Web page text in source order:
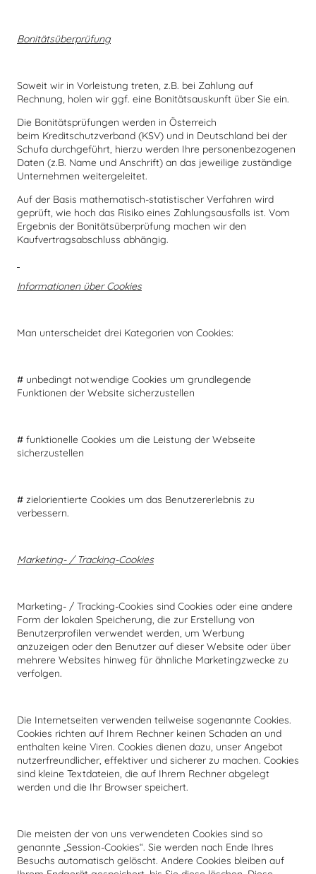
Bonitätsüberprüfung
Soweit wir in Vorleistung treten, z.B. bei Zahlung auf
Rechnung, holen wir ggf. eine Bonitätsauskunft über Sie ein.
Die Bonitätsprüfungen werden in Österreich
beim Kreditschutzverband (KSV) und in Deutschland bei der
Schufa durchgeführt, hierzu werden Ihre personenbezogenen
Daten (z.B. Name und Anschrift) an das jeweilige zuständige
Unternehmen weitergeleitet.
Auf der Basis mathematisch-statistischer Verfahren wird
geprüft, wie hoch das Risiko eines Zahlungsausfalls ist. Vom
Ergebnis der Bonitätsüberprüfung machen wir den
Kaufvertragsabschluss abhängig.
Informationen über Cookies
Man unterscheidet drei Kategorien von Cookies:
# unbedingt notwendige Cookies um grundlegende
Funktionen der Website sicherzustellen
# funktionelle Cookies um die Leistung der Webseite
sicherzustellen
# zielorientierte Cookies um das Benutzererlebnis zu
verbessern.
Marketing- / Tracking-Cookies
Marketing- / Tracking-Cookies sind Cookies oder eine andere
Form der lokalen Speicherung, die zur Erstellung von
Benutzerprofilen verwendet werden, um Werbung
anzuzeigen oder den Benutzer auf dieser Website oder über
mehrere Websites hinweg für ähnliche Marketingzwecke zu
verfolgen.
Die Internetseiten verwenden teilweise sogenannte Cookies.
Cookies richten auf Ihrem Rechner keinen Schaden an und
enthalten keine Viren. Cookies dienen dazu, unser Angebot
nutzerfreundlicher, effektiver und sicherer zu machen. Cookies
sind kleine Textdateien, die auf Ihrem Rechner abgelegt
werden und die Ihr Browser speichert.
Die meisten der von uns verwendeten Cookies sind so
genannte „Session-Cookies“. Sie werden nach Ende Ihres
Besuchs automatisch gelöscht. Andere Cookies bleiben auf